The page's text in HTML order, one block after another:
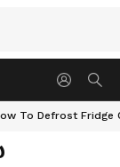
To Defrost Fridge